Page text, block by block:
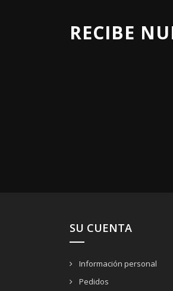
RECIBE
SU CUENTA
Información personal
Pedidos